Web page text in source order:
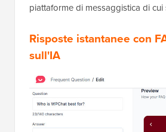
piattaforme di messaggistica di
Risposte istantanee con
sull'IA